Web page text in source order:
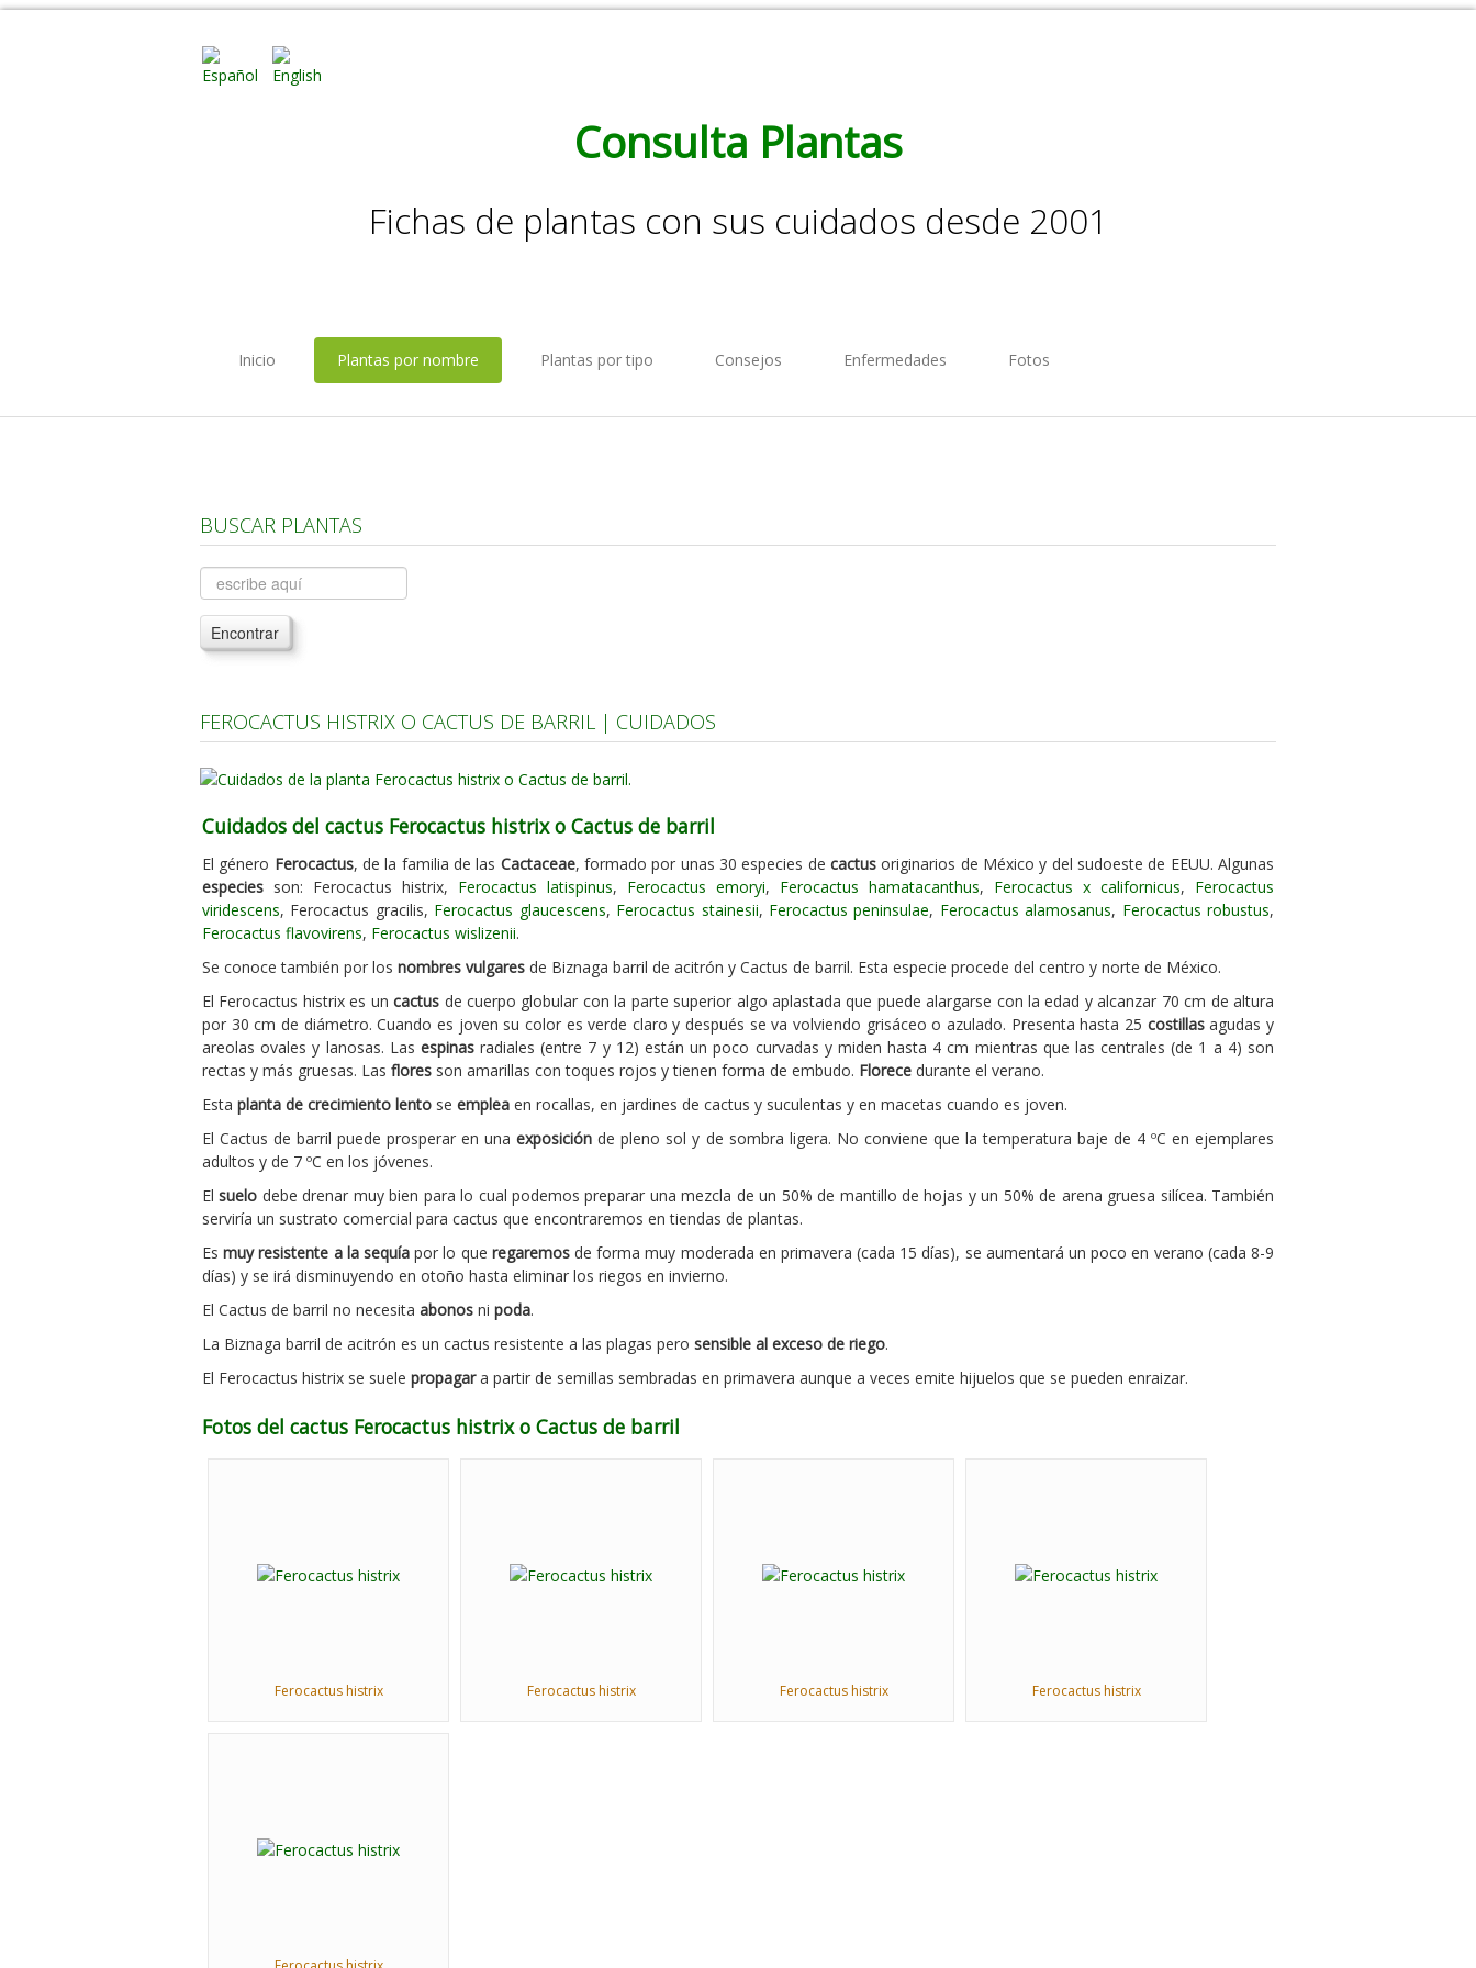
Consulta Plantas
Fichas de plantas con sus cuidados desde 2001
Inicio Plantas por nombre Plantas por tipo Consejos Enfermedades Fotos
BUSCAR PLANTAS
Encontrar
FEROCACTUS HISTRIX O CACTUS DE BARRIL | CUIDADOS
Cuidados del cactus Ferocactus histrix o Cactus de barril
El género Ferocactus, de la familia de las Cactaceae, formado por unas 30 especies decactus originarios de México y del sudoeste de EEUU. Algunas
especies son: Ferocactus histrix, Ferocactus latispinus, Ferocactus emoryi, Ferocactus hamatacanthus, Ferocactus x californicus, Ferocactus
viridescens, Ferocactus gracilis, Ferocactus glaucescens, Ferocactus stainesii, Ferocactus peninsulae, Ferocactus alamosanus, Ferocactus robustus,
Ferocactus flavovirens, Ferocactus wislizenii.
Se conoce también por los nombres vulgares de Biznaga barril de acitrón y Cactus de barril. Esta especie procede del centro y norte de México.
El Ferocactus histrix es uncactus de cuerpo globular con la parte superior algo aplastada que puede alargarse con la edad y alcanzar 70 cm de altura
por 30 cm de diámetro. Cuando es joven su color es verde claro y después se va volviendo grisáceo o azulado. Presenta hasta 25 costillasagudas y
areolas ovales y lanosas. Las espinasradiales (entre 7 y 12) están un poco curvadas y miden hasta 4 cm mientras que las centrales (de 1 a 4) son
rectas y más gruesas. Las flores son amarillas con toques rojos y tienen forma de embudo. Florece durante el verano.
Esta planta de crecimiento lento se emplea en rocallas, en jardines de cactus y suculentas y en macetas cuando es joven.
El Cactus de barril puede prosperar en unaexposición de pleno sol y de sombra ligera. No conviene que la temperatura baje de 4 ºC en ejemplares
adultos y de 7 ºC en los jóvenes.
Elsuelo debe drenar muy bien para lo cual podemos preparar una mezcla de un 50% de mantillo de hojas y un 50% de arena gruesa silícea. También
serviría un sustrato comercial para cactus que encontraremos en tiendas de plantas.
Esmuy resistente a la sequíapor lo que regaremosde forma muy moderada en primavera (cada 15 días), se aumentará un poco en verano (cada 8-9
días) y se irá disminuyendo en otoño hasta eliminar los riegos en invierno.
El Cactus de barril no necesita abonos ni poda.
La Biznaga barril de acitrón es un cactus resistente a las plagas pero sensible al exceso de riego.
El Ferocactus histrix se suele propagara partir de semillas sembradas en primavera aunque a veces emite hijuelos que se pueden enraizar.
Fotos del cactus Ferocactus histrix o Cactus de barril
Ferocactus histrix Ferocactus histrix Ferocactus histrix Ferocactus histrix